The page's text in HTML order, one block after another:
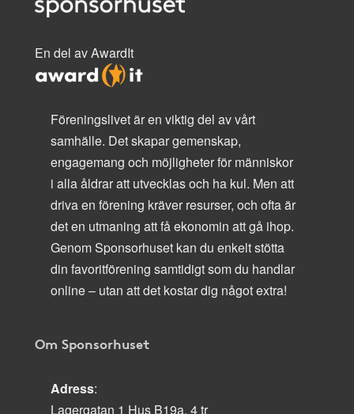
En del av AwardIt
Föreningslivet är en viktig del av vårt
samhälle. Det skapar gemenskap,
engagemang och möjligheter för människor
i alla åldrar att utvecklas och ha kul. Men att
driva en förening kräver resurser, och ofta är
det en utmaning att få ekonomin att gå ihop.
Genom Sponsorhuset kan du enkelt stötta
din favoritförening samtidigt som du handlar
online – utan att det kostar dig något extra!
Om Sponsorhuset
Adress:
Lagergatan 1 Hus B19a, 4 tr